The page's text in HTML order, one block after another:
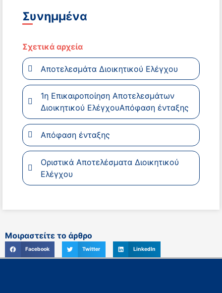
Συνημμένα
Σχετικά αρχεία
Αποτελεσμάτα Διοικητικού Ελέγχου
1η Επικαιροποίηση Αποτελεσμάτων
Διοικητικού ΕλέγχουΑπόφαση ένταξης
Απόφαση ένταξης
Οριστικά Αποτελέσματα Διοικητικού
Ελέγχου
Μοιραστείτε το άρθρο
Facebook Twitter LinkedIn